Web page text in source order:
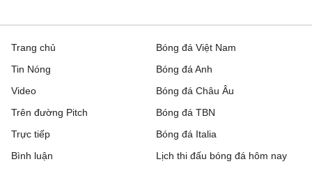
1 - 0 Gyori ETO
Rakow Czestochowa 0 - 0 Hammarby IF
Beitar Jerusalem 1 - 2 Austria Wien
Trang chủ
Tin Nóng
Video
Trên đường Pitch
Trực tiếp
Bóng đá Việt Nam
Bóng đá Anh
Bóng đá Châu Âu
Bóng đá TBN
Bóng đá Italia
Bình luận
Lịch thi đấu bóng đá hôm nay